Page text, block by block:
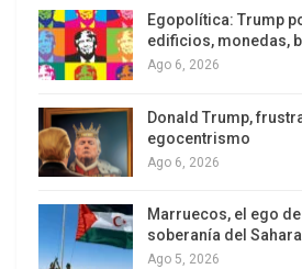
Los latinos le van dando la espalda a
Egopolítica: Trump
edificios, monedas,
Ago 6, 2026
Donald Trump,
egocentrismo
Ago 6, 2026
Marruecos, el ego
soberanía del
Ago 5, 2026